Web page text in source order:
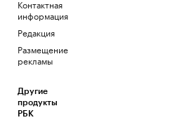
Контактная
информация
Редакция
Размещение
рекламы
Другие
продукты
РБК